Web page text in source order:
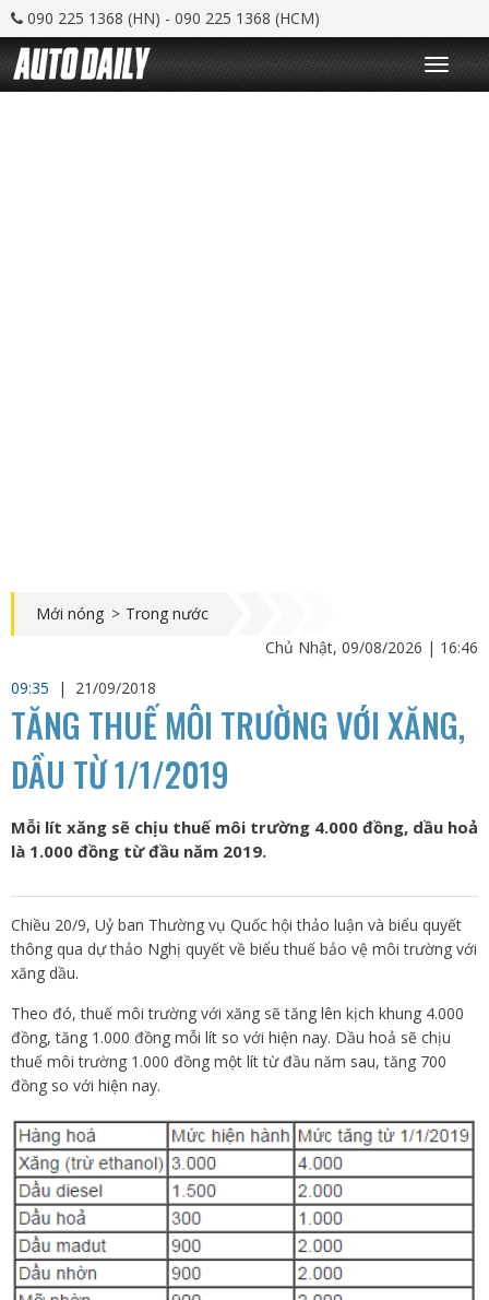
090 225 1368 (HN) - 090 225 1368 (HCM)
T
o
g
Mới nóng > Trong nước
Chủ Nhật, 09/08/2026 | 16:46
09:35
| 21/09/2018
TĂNG THUẾ MÔI TRƯỜNG VỚI XĂNG,
DẦU TỪ 1/1/2019
Mỗi lít xăng sẽ chịu thuế môi trường 4.000 đồng, dầu hoả
là 1.000 đồng từ đầu năm 2019.
Chiều 20/9, Uỷ ban Thường vụ Quốc hội thảo luận và biểu quyết
thông qua dự thảo Nghị quyết về biểu thuế bảo vệ môi trường với
xăng dầu.
Theo đó, thuế môi trường với xăng sẽ tăng lên kịch khung 4.000
đồng, tăng 1.000 đồng mỗi lít so với hiện nay. Dầu hoả sẽ chịu
thuế môi trường 1.000 đồng một lít từ đầu năm sau, tăng 700
đồng so với hiện nay.